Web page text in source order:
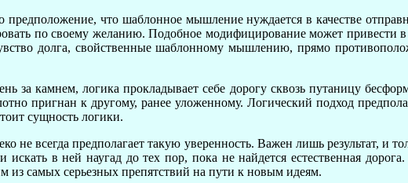
что шаблонное мышление нуждается в качестве
по своему желанию. Подобное модифицирование может привести в
долга, свойственные шаблонному мышлению, прямо
за камнем, логика прокладывает себе дорогу сквозь путаницу
пригнан к другому, ранее уложенному. Логический подход
сущность логики.
не всегда предполагает такую уверенность. Важен лишь результат,
искать в ней наугад до тех пор, пока не найдется естественная
из самых серьезных препятствий на пути к новым идеям.